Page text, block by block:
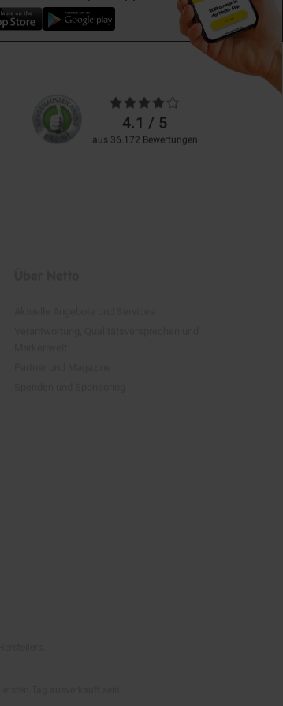
Kundenbewertungen
Bewertungen
4.1 / 5
aus 36.172 Bewertungen